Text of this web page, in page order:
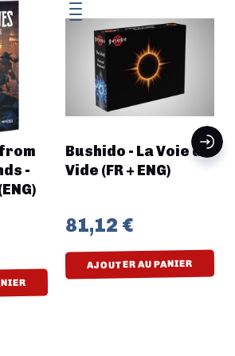
-
Bushido - La Voie du
Vide (FR + ENG)
81,12 €
AJOUTER AU PANIER